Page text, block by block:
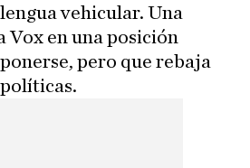
vehicular. Una
Vox en una posición
pero que rebaja